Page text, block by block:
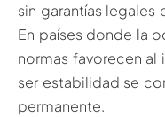
sin garantías legales
En países donde la
normas favorecen
ser estabilidad se
permanente.